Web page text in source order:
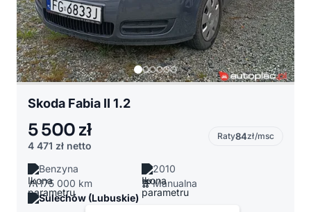
Skoda Fabia II 1.2
5 500 zł
4 471 zł netto
Raty84zł/msc
Benzyna
2010
175 000 km
Manualna
Sulechów (Lubuskie)